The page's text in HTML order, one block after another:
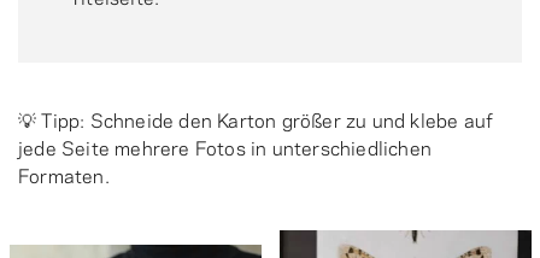
💡 Tipp: Schneide den Karton größer zu und klebe auf
jede Seite mehrere Fotos in unterschiedlichen
Formaten.